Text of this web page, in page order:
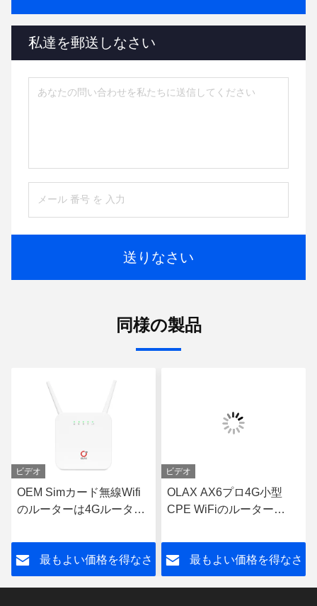
私達を郵送しなさい
送りなさい
同様の製品
ビデオ
OEM Simカード無線Wifi
のルーターは4Gルーター
OLAX AX6を鍵を開けた
最もよい価格を得なさ
ビデオ
OLAX AX6プロ4G小型
CPE WiFiのルーター
装置TTL/IMEI
最もよい価格を得なさ